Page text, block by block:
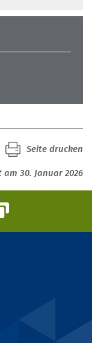
30. Januar 2026
Seite drucken
Link kopieren